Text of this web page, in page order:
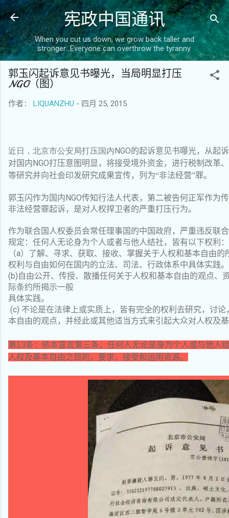
跳至主要内容
宪政中国通讯
When you cut us down, we grow back taller and
stronger...Everyone can overthrow the tyranny.
郭玉闪起诉意见书曝光，当局明显打压
NGO（图）
作者： LIQUANZHU - 四月 25, 2015
近日，北京市公安局打压国内NGO的起诉意见书曝光，从起
对国内NGO打压意图明显，将接受境外资金，进行税制改革
等研究并向社会印发研究成果宣传，列为“非法经营”罪。
郭玉闪作为国内NGO传知行法人代表，第二被告何正军作为
非法经营罪起诉，是对人权捍卫者的严重打压行为。
作为联合国人权委员会常任理事国的中国政府，严重违反联
规定：任何人无论身为个人或者与他人结社，皆有以下权利：
（a）了解、寻求、获取、接收、掌握关于人权和基本自由
权利与自由如何在国内的立法、司法、行政体系中具体实践。
(b)自由公开、传授、散播任何关于人权和基本自由的观点、
际条约所揭示一般
具体实践。
(c) 不论是在法律上或实质上，皆有完全的权利去研究，讨
本自由的观点，并经此或其他适当方式来引起大众对人权及
第13条：依本宣言第三条，任何人无论是身为个人或与他人
人权及基本自由之目的，要求，接受和运用资源。